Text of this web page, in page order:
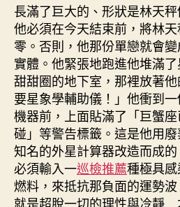
長滿了巨大的、形狀是林天
他必須在今天結束前，將林
零。否則，他那份單戀就會
實體。他緊張地跑進他堆滿
甜甜圈的地下室，那裡放著
要星象學輔助儀！」他衝到
機器前，上面貼滿了「巨蟹
碰」等警告標籤。這是他用
知名的外星計算器改造而成
必須輸入一巡檢推薦種極具
燃料，來抵抗那負面的運勢
就是超脫一切的理性與冷靜